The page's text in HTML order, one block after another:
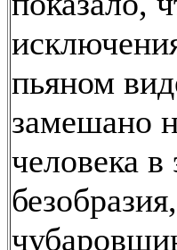
пьяном
замешано
человека в